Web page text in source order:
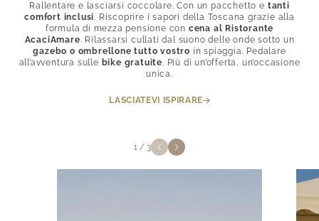
Rallentare e lasciarsi coccolare. Con un pacchetto e tanti
comfort inclusi. Riscoprire i sapori della Toscana grazie alla
formula di mezza pensione con cena al Ristorante
AcaciAmare. Rilassarsi cullati dal suono delle onde sotto un
gazebo o ombrellone tutto vostro in spiaggia. Pedalare
all’avventura sulle bike gratuite. Più di un’offerta, un’occasione
unica.
LASCIATEVI ISPIRARE
1 / 3